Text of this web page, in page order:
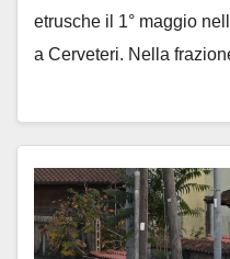
etrusche il 1° maggio
a Cerveteri. Nella